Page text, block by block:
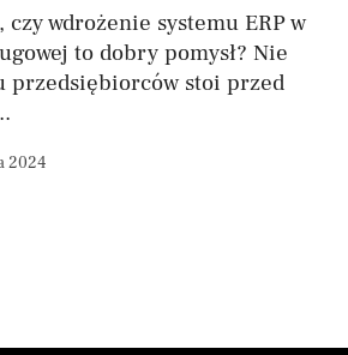
czy wdrożenie systemu ERP w
to dobry pomysł? Nie
przedsiębiorców stoi przed
2024